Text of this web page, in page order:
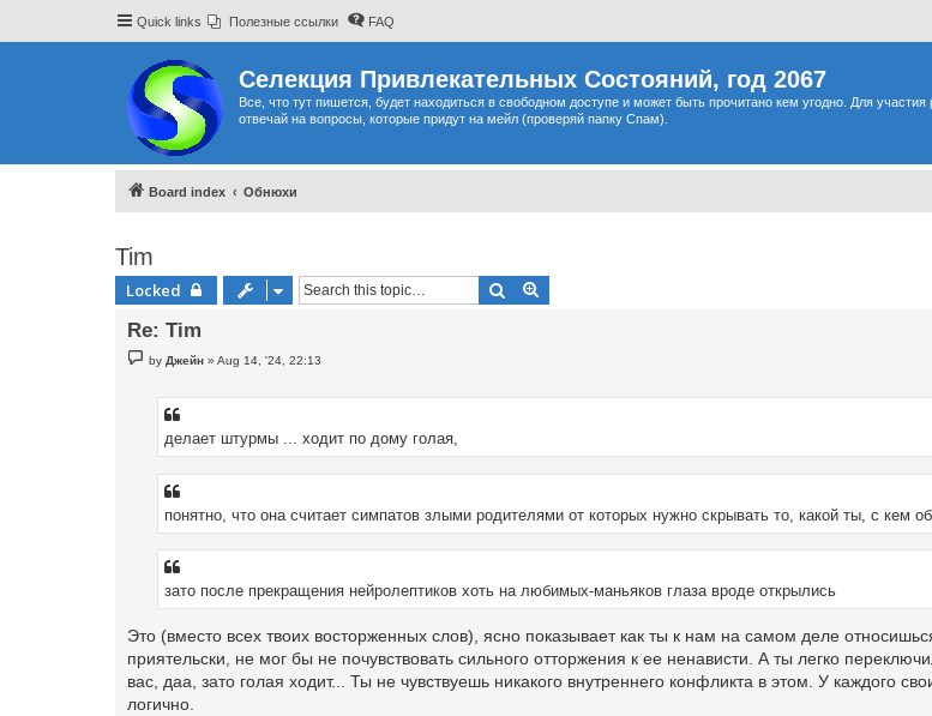
Quick links Полезные ссылки FAQ
Селекция Привлекательных Состояний, год 2067
Все, что тут пишется, будет находиться в свободном доступе и может быть прочитано кем угодно. Для участия
отвечай на вопросы, которые придут на мейл (проверяй папку Спам).
Board index Обнюхи
Tim
Locked Search
Re: Tim
P
o
byДжейн »Aug 14, '24, 22:13
делает штурмы ... ходит по дому голая,
понятно, что она считает симпатов злыми родителями от которых нужно скрывать то, какой ты, с кем
зато после прекращения нейролептиков хоть на любимых-маньяков глаза вроде открылись
Это (вместо всех твоих восторженных слов), ясно показывает как ты к нам на самом деле
приятельски, не мог бы не почувствовать сильного отторжения к ее ненависти. А ты легко
вас, даа, зато голая ходит... Ты не чувствуешь никакого внутреннего конфликта в этом. У каждого
логично.